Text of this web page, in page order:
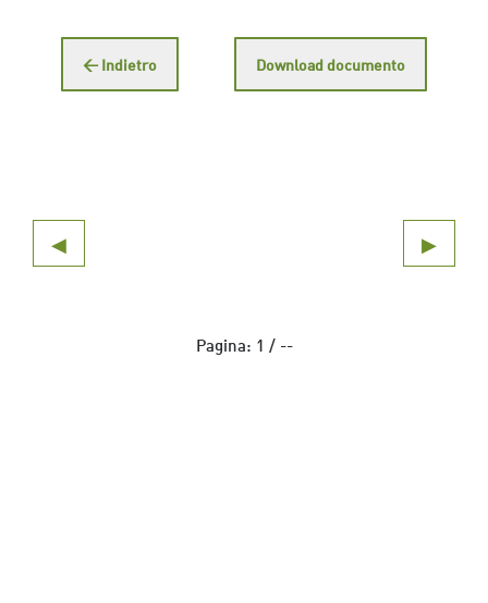
← Indietro Download documento
◀ ▶
Pagina: 1 / --